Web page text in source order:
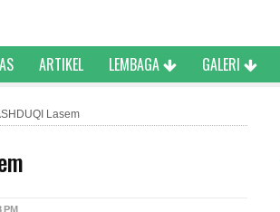
ARTIKEL LEMBAGA GALERI
Lasem
PM